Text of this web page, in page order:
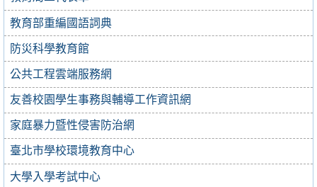
教育部重編國語詞典
防災科學教育館
公共工程雲端服務網
友善校園學生事務與輔導工作資訊網
家庭暴力暨性侵害防治網
臺北市學校環境教育中心
大學入學考試中心